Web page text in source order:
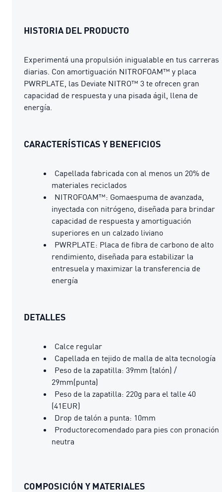
HISTORIA DEL PRODUCTO
Experimentá una propulsión inigualable en tus carreras
diarias. Con amortiguación NITROFOAM™ y placa
PWRPLATE, las Deviate NITRO™ 3 te ofrecen gran
capacidad de respuesta y una pisada ágil, llena de
energía.
CARACTERÍSTICAS Y BENEFICIOS
Capellada fabricada con al menos un 20% de
materiales reciclados
NITROFOAM™: Gomaespuma de avanzada,
inyectada con nitrógeno, diseñada para brindar
capacidad de respuesta y amortiguación
superiores en un calzado liviano
PWRPLATE: Placa de fibra de carbono de alto
rendimiento, diseñada para estabilizar la
entresuela y maximizar la transferencia de
energía
DETALLES
Calce regular
Capellada en tejido de malla de alta tecnología
Peso de la zapatilla: 39mm (talón) /
29mm(punta)
Peso de la zapatilla: 220g para el talle 40
(41EUR)
Drop de talón a punta: 10mm
Productorecomendado para pies con pronación
neutra
COMPOSICIÓN Y MATERIALES